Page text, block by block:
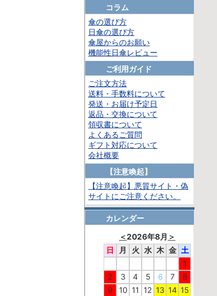
コラム
傘の選び方
日傘の選び方
傘屋からのお願い
機能性日傘レビュー
ご利用ガイド
ご注文方法
送料・手数料について
発送・お届け予定日
返品・交換について
領収書について
よくあるご質問
ギフト対応について
会社概要
【注意喚起】
【注意喚起】悪質サイト・偽
サイトにご注意ください。
カレンダー
＜ 2026年8月 ＞
日
月 火 水 木 金 土
1
2
3 4 5 6 7
8
9
10 11 12 13 14 15